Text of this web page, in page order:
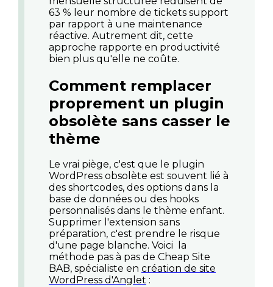
63 % leur nombre de tickets support
par rapport à une maintenance
réactive. Autrement dit, cette
approche rapporte en productivité
bien plus qu'elle ne coûte.
Comment remplacer
proprement un plugin
obsolète sans casser le
thème
Le vrai piège, c'est que le plugin
WordPress obsolète est souvent lié à
des shortcodes, des options dans la
base de données ou des hooks
personnalisés dans le thème enfant.
Supprimer l'extension sans
préparation, c'est prendre le risque
d'une page blanche. Voici
la
méthode pas à pas de Cheap Site
BAB, spécialiste en création de site
WordPress d'Anglet :